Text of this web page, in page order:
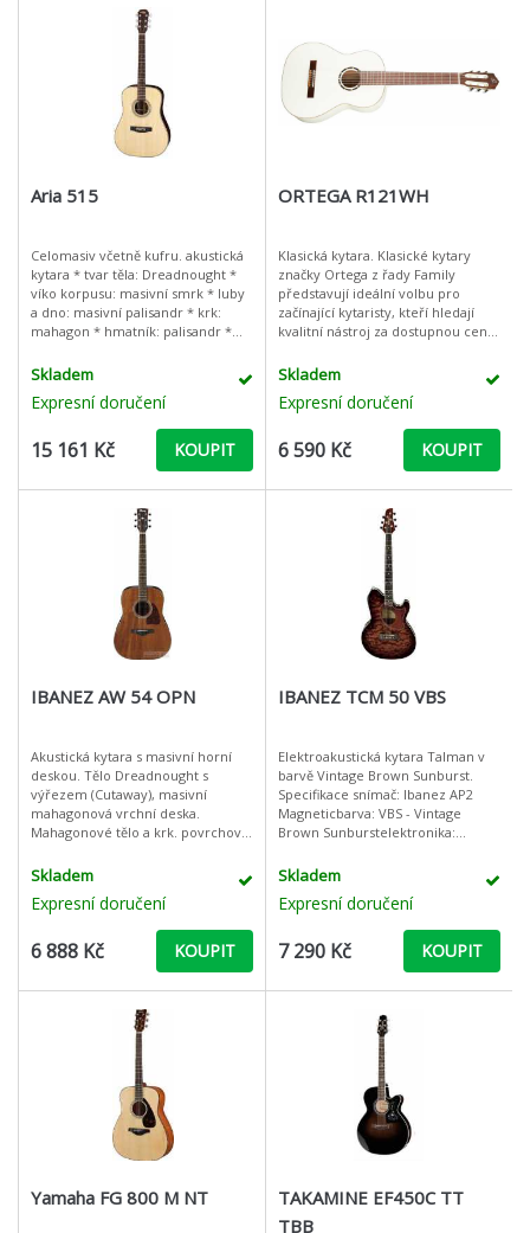
Aria 515
Celomasiv včetně kufru. akustická
kytara * tvar těla: Dreadnought *
víko korpusu: masivní smrk * luby
a dno: masivní palisandr * krk:
mahagon * hmatník: palisandr *
20 * šířka nultého p
Skladem
Expresní doručení
15 161 Kč KOUPIT
ORTEGA R121WH
Klasická kytara. Klasické kytary
značky Ortega z řady Family
představují ideální volbu pro
začínající kytaristy, kteří hledají
kvalitní nástroj za dostupnou cenu.
Jedná se o nástroje s
Skladem
Expresní doručení
6 590 Kč KOUPIT
IBANEZ AW 54 OPN
Akustická kytara s masivní horní
deskou. Tělo Dreadnought s
výřezem (Cutaway), masivní
mahagonová vrchní deska.
Mahagonové tělo a krk. povrchová
(přírodní povrch s otevřenými
Skladem
Expresní doručení
6 888 Kč KOUPIT
IBANEZ TCM 50 VBS
Elektroakustická kytara Talman v
barvě Vintage Brown Sunburst.
Specifikace snímač: Ibanez AP2
Magneticbarva: VBS - Vintage
Brown Sunburstelektronika:
EQhardware barva: Chromepočet
Skladem
Expresní doručení
7 290 Kč KOUPIT
Yamaha FG 800 M NT
TAKAMINE EF450C TT
TBB